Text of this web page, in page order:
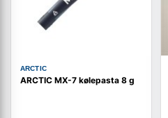
ARCTIC
ARCTIC MX-7 kølepasta 8 g